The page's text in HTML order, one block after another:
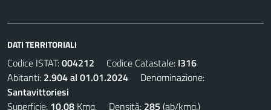
DATI TERRITORIALI
Codice ISTAT:004212 Codice Catastale: I316
Abitanti: 2.904 al 01.01.2024 Denominazione:
Santavittoriesi
Superficie: 10,08 Kmq. Densità: 285 (ab/kmq.)